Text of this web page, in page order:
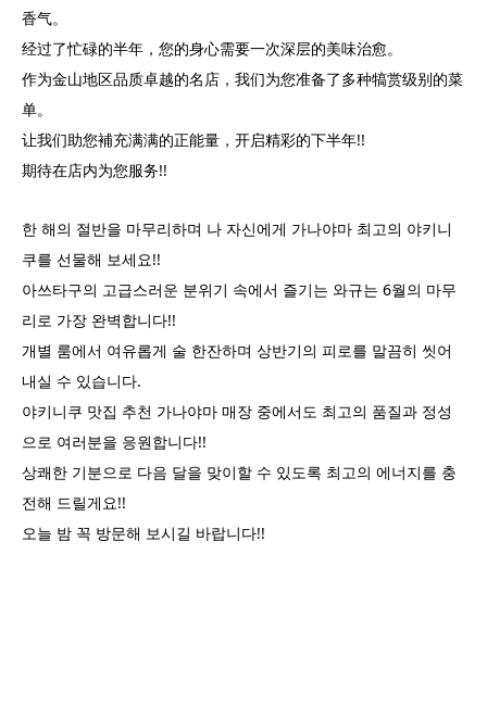
香气。
经过了忙碌的半年，您的身心需要一次深层的美味治愈。
作为金山地区品质卓越的名店，我们为您准备了多种犒赏级别的菜
单。
让我们助您補充满满的正能量，开启精彩的下半年!!
期待在店内为您服务!!
한 해의 절반을 마무리하며 나 자신에게 가나야마 최고의 야키니
쿠를 선물해 보세요!!
아쓰타구의 고급스러운 분위기 속에서 즐기는 와규는 6월의 마무
리로 가장 완벽합니다!!
개별 룸에서 여유롭게 술 한잔하며 상반기의 피로를 말끔히 씻어
내실 수 있습니다.
야키니쿠 맛집 추천 가나야마 매장 중에서도 최고의 품질과 정성
으로 여러분을 응원합니다!!
상쾌한 기분으로 다음 달을 맞이할 수 있도록 최고의 에너지를 충
전해 드릴게요!!
오늘 밤 꼭 방문해 보시길 바랍니다!!